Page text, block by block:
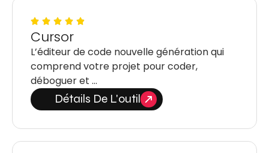
Cursor
L’éditeur de code nouvelle génération qui
comprend votre projet pour coder,
déboguer et …
Détails De L'outil